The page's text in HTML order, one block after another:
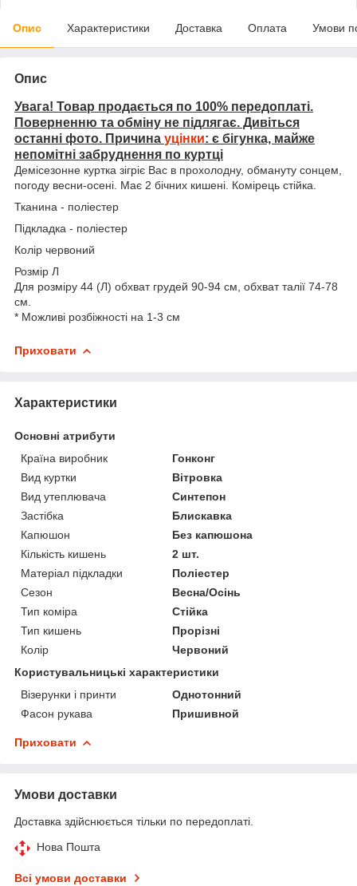
Опис Характеристики Доставка Оплата Умови
Опис
Увага! Товар продається по 100% передоплаті.
Поверненню та обміну не підлягає. Дивіться
останні фото. Причина уцінки: є бігунка, майже
непомітні забруднення по куртці
Демісезонне куртка зігріє Вас в прохолодну, обмануту сонцем,
погоду весни-осені. Має 2 бічних кишені. Комірець стійка.
Тканина - поліестер
Підкладка - поліестер
Колір червоний
Розмір Л
Для розміру 44 (Л) обхват грудей 90-94 см, обхват талії 74-78
см.
* Можливі розбіжності на 1-3 см
Приховати
Характеристики
Основні атрибути
Країна виробник
Гонконг
Вид куртки
Вітровка
Вид утеплювача
Синтепон
Застібка
Блискавка
Капюшон
Без капюшона
Кількість кишень
2 шт.
Матеріал підкладки
Поліестер
Сезон
Весна/Осінь
Тип коміра
Стійка
Тип кишень
Прорізні
Колір
Червоний
Користувальницькі характеристики
Візерунки і принти
Однотонний
Фасон рукава
Пришивной
Приховати
Умови доставки
Доставка здійснюється тільки по передоплаті.
Нова Пошта
Всі умови доставки